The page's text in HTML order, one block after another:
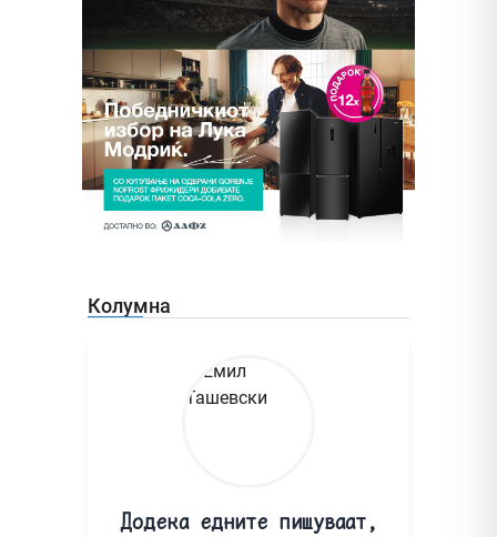
Колумна
Додека едните пишуваат,